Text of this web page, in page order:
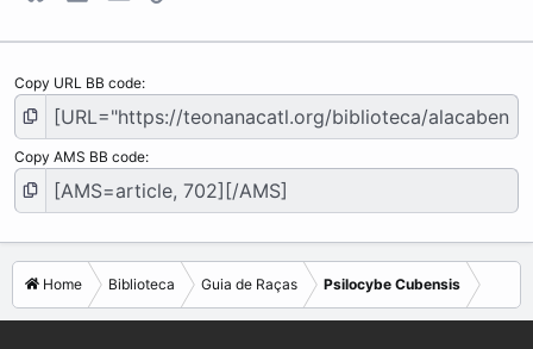
Copy URL BB code
Copy AMS BB code
Home Biblioteca Guia de Raças Psilocybe Cubensis